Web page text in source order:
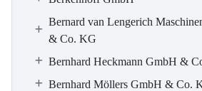
Bernard van Lengerich
& Co. KG
Bernhard Heckmann GmbH &
Bernhard Möllers GmbH & Co.